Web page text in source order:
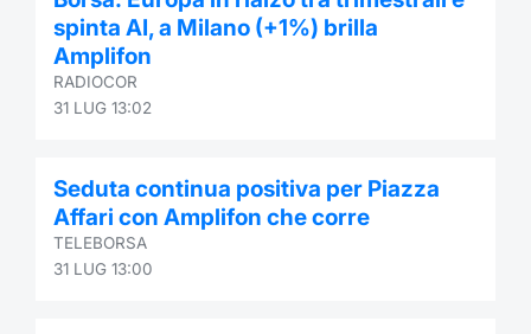
spinta AI, a Milano (+1%) brilla
Amplifon
RADIOCOR
31 LUG 13:02
Seduta continua positiva per Piazza
Affari con Amplifon che corre
TELEBORSA
31 LUG 13:00